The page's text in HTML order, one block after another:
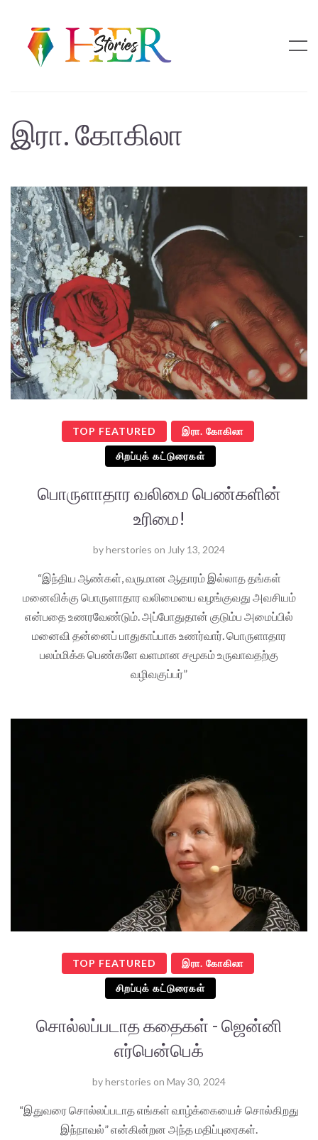
இரா. கோகிலா
TOP FEATURED இரா. கோகிலா
சிறப்புக் கட்டுரைகள்
பொருளாதார வலிமை பெண்களின்
உரிமை!
byherstories on July 13, 2024
“இந்திய ஆண்கள், வருமான ஆதாரம் இல்லாத தங்கள்
மனைவிக்கு பொருளாதார வலிமையை வழங்குவது அவசியம்
என்பதை உணரவேண்டும். அப்போதுதான் குடும்ப அமைப்பில்
மனைவி தன்னைப் பாதுகாப்பாக உணர்வார். பொருளாதார
பலம்மிக்க பெண்களே வளமான சமூகம் உருவாவதற்கு
வழிவகுப்பர்”
TOP FEATURED இரா. கோகிலா
சிறப்புக் கட்டுரைகள்
சொல்லப்படாத கதைகள் - ஜென்னி
எர்பென்பெக்
byherstories on May 30, 2024
“இதுவரை சொல்லப்படாத எங்கள் வாழ்க்கையைச் சொல்கிறது
இந்நாவல்” என்கின்றன அந்த மதிப்புரைகள்.